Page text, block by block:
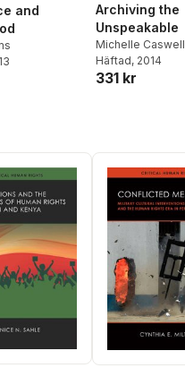
and
Archiving the
Unspeakable
Michelle Caswell
Häftad, 2014
331 kr